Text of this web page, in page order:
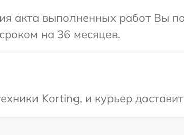
акта выполненных работ Вы
на 36 месяцев.
Korting, и курьер